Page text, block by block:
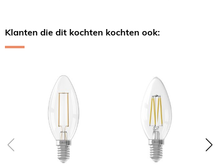
Klanten die dit kochten kochten ook: